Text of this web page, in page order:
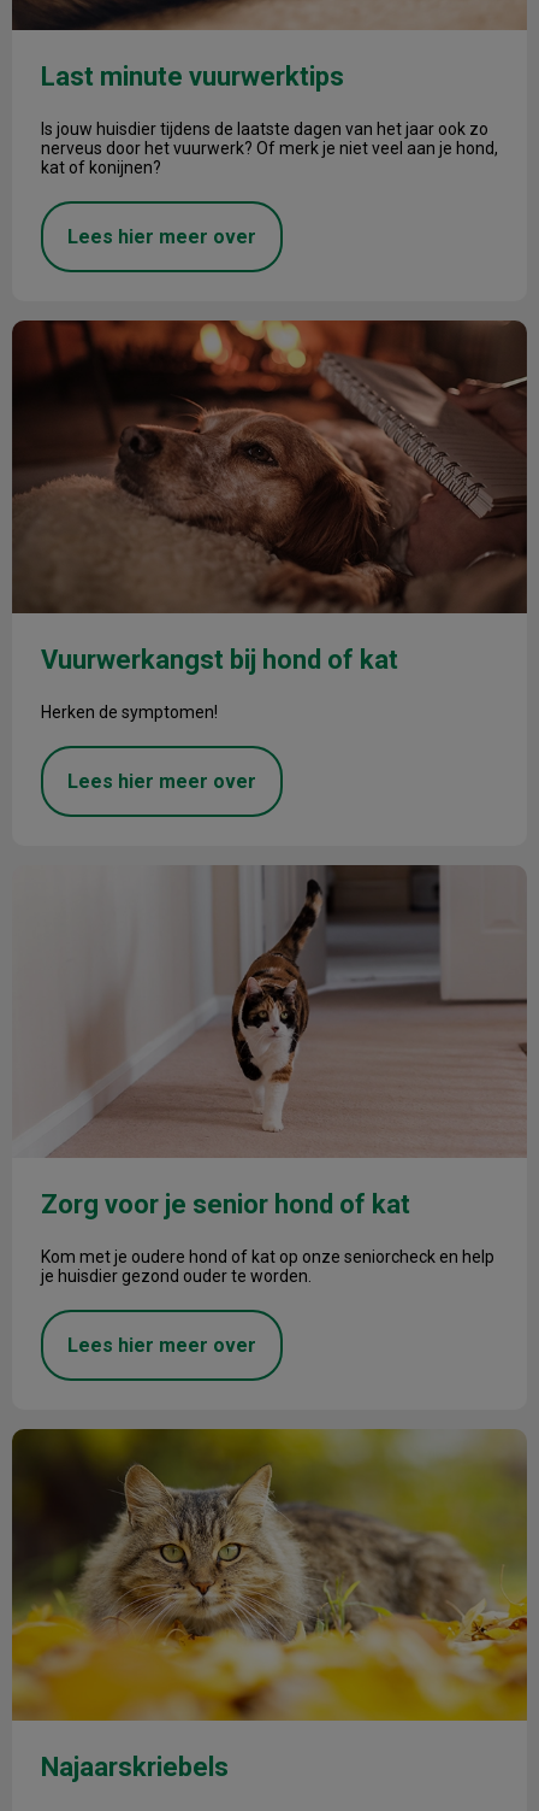
Last minute vuurwerktips
Is jouw huisdier tijdens de laatste dagen van het jaar ook zo
nerveus door het vuurwerk? Of merk je niet veel aan je hond,
kat of konijnen?
Lees hier meer over
Vuurwerkangst bij hond of kat
Vuurwerkangst bij hond of kat
Herken de symptomen!
Lees hier meer over
Zorg voor je senior hond of kat
Kom met je oudere hond of kat op onze seniorcheck en help
je huisdier gezond ouder te worden.
Lees hier meer over
Najaarskriebels
Najaarskriebels